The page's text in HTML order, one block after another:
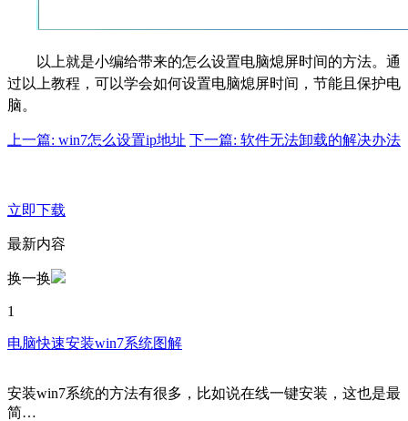
以上就是小编给带来的怎么设置电脑熄屏时间的方法。通
过以上教程，可以学会如何设置电脑熄屏时间，节能且保护电
脑。
上一篇: win7怎么设置ip地址 下一篇: 软件无法卸载的解决办法
立即下载
最新内容
换一换
1
电脑快速安装win7系统图解
安装win7系统的方法有很多，比如说在线一键安装，这也是最
简…